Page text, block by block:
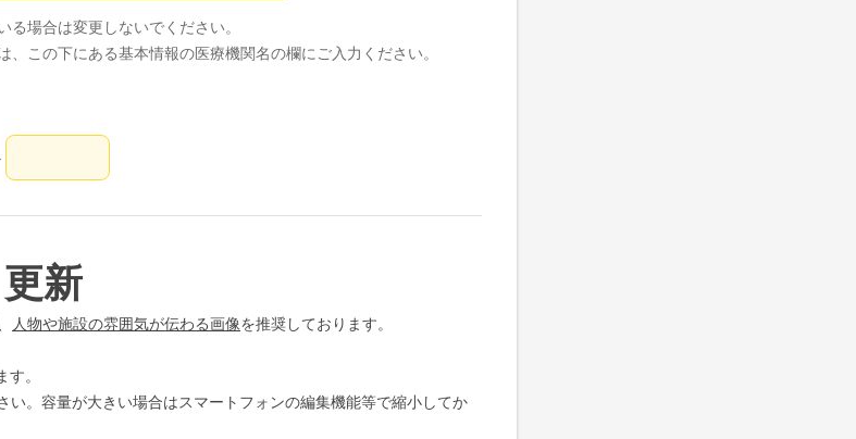
場合は変更しないでください。
この下にある基本情報の医療機関名の欄にご入力ください。
新
人物や施設の雰囲気が伝わる画像を推奨しております。
。
い。容量が大きい場合はスマートフォンの編集機能等で縮小してか